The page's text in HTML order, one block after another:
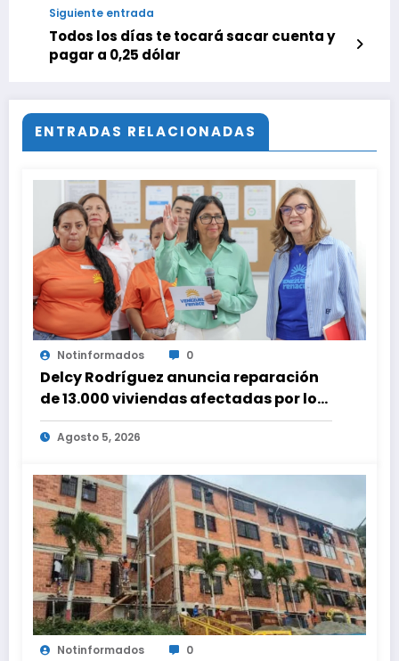
Siguiente entrada
Todos los días te tocará sacar cuenta y
pagar a 0,25 dólar
ENTRADAS RELACIONADAS
Notinformados 0
Delcy Rodríguez anuncia reparación
de 13.000 viviendas afectadas por los
terremotos
Agosto 5, 2026
Notinformados 0